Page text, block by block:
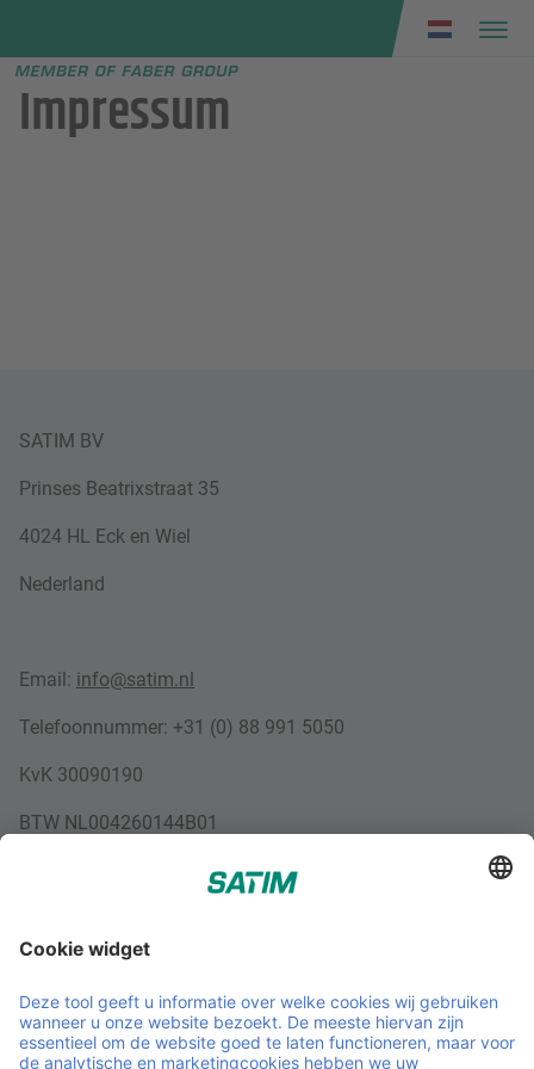
menu
Impressum
SATIM BV
Prinses Beatrixstraat 35
4024 HL Eck en Wiel
Nederland
Email: info@satim.nl
Telefoonnummer: +31 (0) 88 991 5050
KvK 30090190
BTW NL004260144B01